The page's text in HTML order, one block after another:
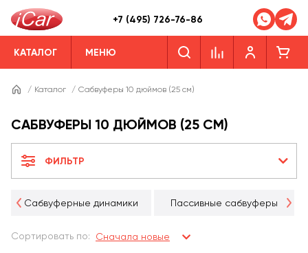
+7 (495) 726-76-86
КАТАЛОГ МЕНЮ
/ Каталог / Сабвуферы 10 дюймов (25 см)
САБВУФЕРЫ 10 ДЮЙМОВ (25 СМ)
ФИЛЬТР
Сабвуферные динамики Пассивные сабвуферы
Сортировать по: Сначала новые